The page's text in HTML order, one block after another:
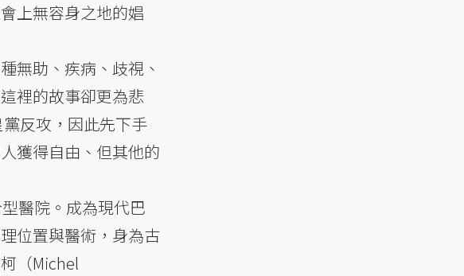
上無容身之地的娼
無助、疾病、歧視、
裡的故事卻更為悲
反攻，因此先下手
獲得自由、但其他的
醫院。成為現代巴
位置與醫術，身為古
（Michel